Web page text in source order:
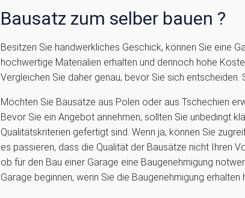
Bausatz zum selber bauen ?
Besitzen Sie handwerkliches Geschick, können Sie eine
hochwertige Materialien erhalten und dennoch hohe
Vergleichen Sie daher genau, bevor Sie sich
Möchten Sie Bausätze aus Polen oder aus Tschechien
Bevor Sie ein Angebot annehmen, sollten Sie unbedingt
Qualitätskriterien gefertigt sind. Wenn ja, können Sie
es passieren, dass die Qualität der Bausätze nicht Ihren
ob für den Bau einer Garage eine Baugenehmigung
Garage beginnen, wenn Sie die Baugenehmigung erhalten